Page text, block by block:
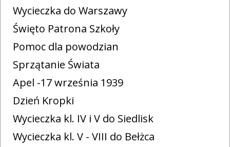
Wycieczka do Warszawy
Święto Patrona Szkoły
Pomoc dla powodzian
Sprzątanie Świata
Apel -17 września 1939
Dzień Kropki
Wycieczka kl. IV i V do Siedlisk
Wycieczka kl. V - VIII do Bełżca